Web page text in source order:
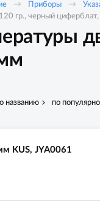
Приборы
гр., черный
названию по
KUS, JYA0061